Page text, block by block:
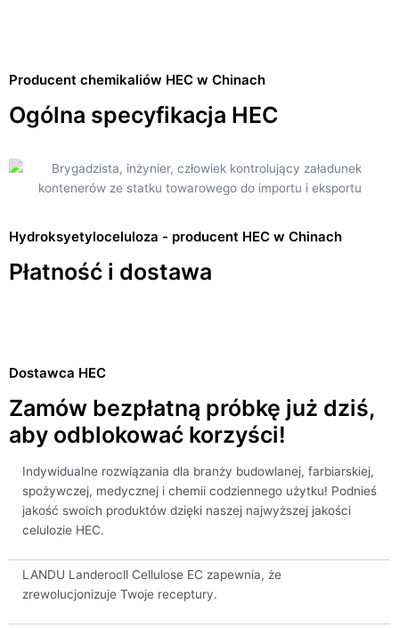
Producent chemikaliów HEC w Chinach
Ogólna specyfikacja HEC
Hydroksyetyloceluloza - producent HEC w Chinach
Płatność i dostawa
Dostawca HEC
Zamów bezpłatną próbkę już dziś,
aby odblokować korzyści!
Indywidualne rozwiązania dla branży budowlanej, farbiarskiej,
spożywczej, medycznej i chemii codziennego użytku! Podnieś
jakość swoich produktów dzięki naszej najwyższej jakości
celulozie HEC.
LANDU Landerocll Cellulose EC zapewnia, że
zrewolucjonizuje Twoje receptury.